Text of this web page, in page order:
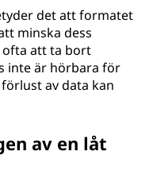
det att formatet
minska dess
ofta att ta bort
inte är hörbara för
av data kan
av en låt